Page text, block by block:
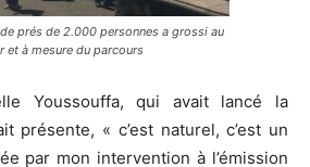
prés de 2.000 personnes a grossi au
et à mesure du parcours
Youssouffa, qui avait lancé la
présente, « c’est naturel, c’est un
par mon intervention à l’émission